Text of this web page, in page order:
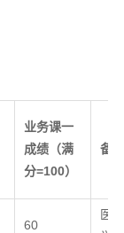
业务课一
成绩（满
分=100）
备注
60
医